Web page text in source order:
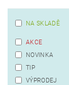
NA SKLADĚ
AKCE
NOVINKA
TIP
VÝPRODEJ